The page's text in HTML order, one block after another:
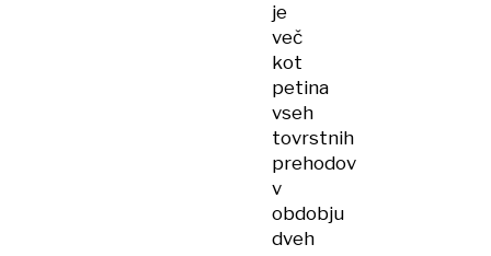
je
več
kot
petina
vseh
tovrstnih
prehodov
v
obdobju
dveh